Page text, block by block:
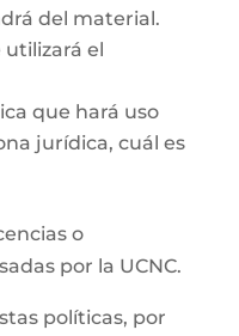
del material.
el
que hará uso
jurídica, cuál es
o
por la UCNC.
políticas, por